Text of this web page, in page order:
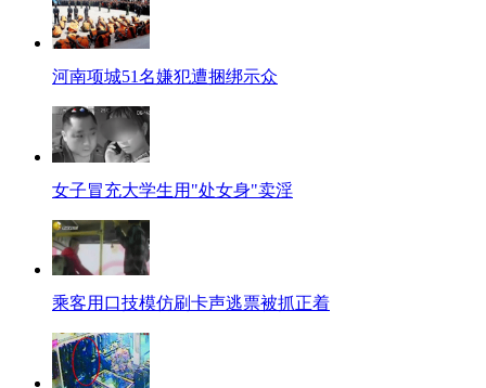
河南项城51名嫌犯遭捆绑示众
女子冒充大学生用"处女身"卖淫
乘客用口技模仿刷卡声逃票被抓正着